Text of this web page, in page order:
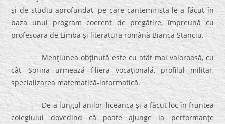
şi de studiu aprofundat, pe care cantemirista le-a făcut în
baza unui program coerent de pregătire, împreună cu
profesoara de Limba şi literatura română Bianca Stanciu.
Menţiunea obţinută este cu atât mai valoroasă, cu
cât, Sorina urmează filiera vocaţională, profilul militar,
specializarea matematică-informatică.
De-a lungul anilor, liceanca şi-a făcut loc în fruntea
colegiului dovedind că poate ajunge la performanţe